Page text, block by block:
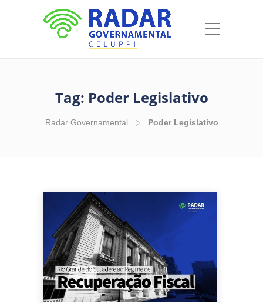
Tag: Poder Legislativo
Radar Governamental Poder Legislativo